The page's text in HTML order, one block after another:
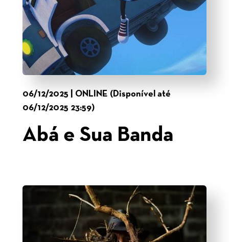
06/12/2025 | ONLINE (Disponível até
06/12/2025 23:59)
Abá e Sua Banda